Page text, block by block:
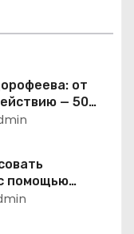
от
— 50
школы
помощью
3 способа